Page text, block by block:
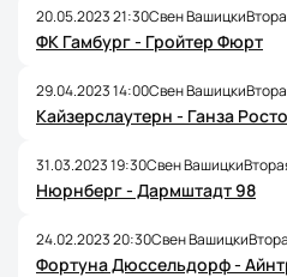
20.05.2023 21:30Свен Вашицки
ФК Гамбург - Гройтер Фюрт
29.04.2023 14:00Свен Вашицки
Кайзерслаутерн - Ганза
31.03.2023 19:30Свен Вашицки
Нюрнберг - Дармштадт 98
24.02.2023 20:30Свен Вашицки
Фортуна Дюссельдорф -